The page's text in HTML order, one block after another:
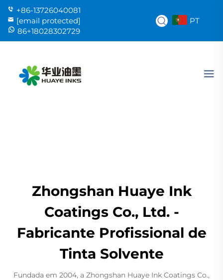
+86-13726040081
[email protected]
86+18028302729
PT
Zhongshan Huaye Ink
Coatings Co., Ltd. -
Fabricante Profissional de
Tinta Solvente
Fundada em 2004, a Zhongshan Huaye Ink Coatings Co.,